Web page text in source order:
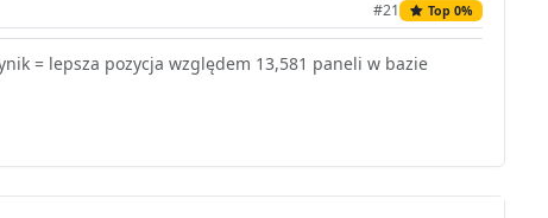
#21 Top 0%
= lepsza pozycja względem 13,581 paneli w bazie